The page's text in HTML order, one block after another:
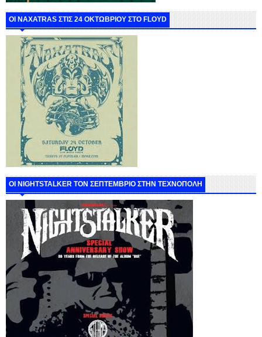
ΟΙ NAXATRAS ΣΤΙΣ 24 ΟΚΤΩΒΡΙΟΥ ΣΤΟ FLOYD
ΟΙ NIGHTSTALKER ΤΟΝ ΣΕΠΤΕΜΒΡΙΟ ΣΤΗΝ ΤΕΧΝΟΠΟΛΗ